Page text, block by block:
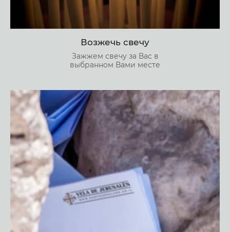
Возжечь свечу
Зажжем свечу за Вас в
выбранном Вами месте